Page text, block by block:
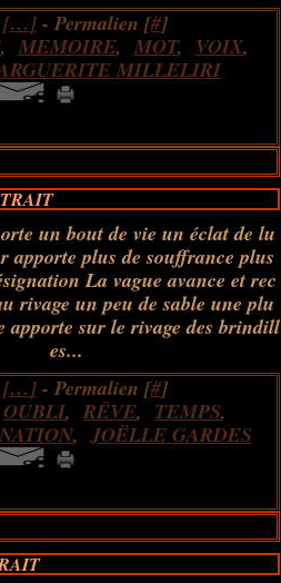
[…]- Permalien [#]
, MEMOIRE, MOT, VOIX,
MILLELIRI
un bout de vie un éclat de lu
apporte plus de souffrance plus
La vague avance et rec
rivage un peu de sable une plu
apporte sur le rivage des brindill
es...
[…]- Permalien [#]
OUBLI, RÊVE, TEMPS,
,JOËLLE GARDES